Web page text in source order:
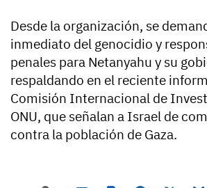
Desde la organización, se
inmediato del genocidio y
penales para Netanyahu y su
respaldando en el reciente
Comisión Internacional de
ONU, que señalan a Israel de
contra la población de Gaza.